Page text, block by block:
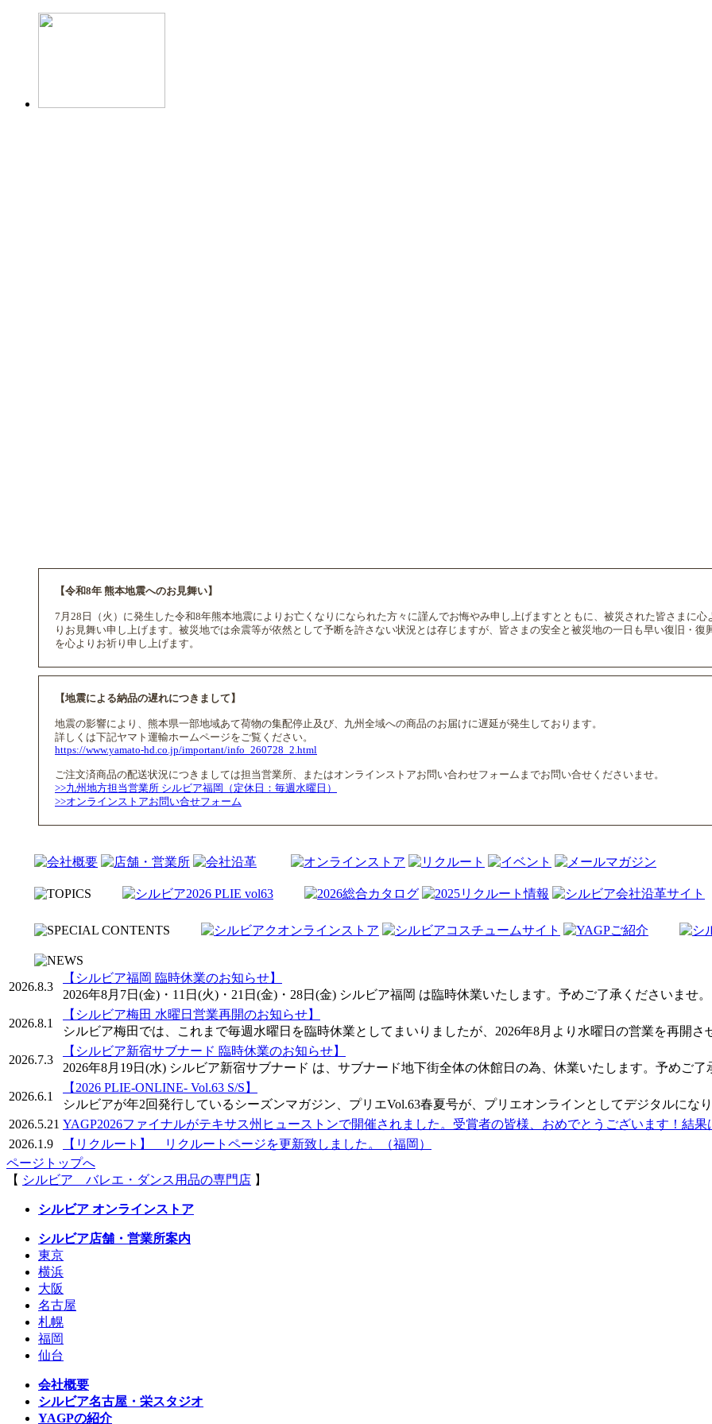
【令和8年 熊本地震へのお見舞い】
7月28日（火）に発生した令和8年熊本地震によりお亡くなりになられた方々に謹んでお悔やみ申し上げますとともに、被災された皆さまに心
りお見舞い申し上げます。被災地では余震等が依然として予断を許さない状況とは存じますが、皆さまの安全と被災地の一日も早い復旧・復
を心よりお祈り申し上げます。
【地震による納品の遅れにつきまして】
地震の影響により、熊本県一部地域あて荷物の集配停止及び、九州全域への商品のお届けに遅延が発生しております。
詳しくは下記ヤマト運輸ホームページをご覧ください。
https://www.yamato-hd.co.jp/important/info_260728_2.html
ご注文済商品の配送状況につきましては担当営業所、またはオンラインストアお問い合わせフォームまでお問い合せくださいませ。
>>九州地方担当営業所 シルビア福岡（定休日：毎週水曜日）
>>オンラインストアお問い合せフォーム
2026.8.3
【シルビア福岡 臨時休業のお知らせ】
2026年8月7日(金)・11日(火)・21日(金)・28日(金) シルビア福岡 は臨時休業いたします。予めご了承くださいませ。
2026.8.1
【シルビア梅田 水曜日営業再開のお知らせ】
シルビア梅田では、これまで毎週水曜日を臨時休業としてまいりましたが、2026年8月より水曜日の営業を再開
2026.7.3
【シルビア新宿サブナード 臨時休業のお知らせ】
2026年8月19日(水) シルビア新宿サブナード は、サブナード地下街全体の休館日の為、休業いたします。予めご了
2026.6.1
【2026 PLIE-ONLINE- Vol.63 S/S】
シルビアが年2回発行しているシーズンマガジン、プリエVol.63春夏号が、プリエオンラインとしてデジタルにな
2026.5.21 YAGP2026ファイナルがテキサス州ヒューストンで開催されました。受賞者の皆様、おめでとうございます！結
2026.1.9
【リクルート】 リクルートページを更新致しました。（福岡）
ページトップへ
【 シルビア バレエ・ダンス用品の専門店 】
シルビア オンラインストア
シルビア店舗・営業所案内
東京
横浜
大阪
名古屋
札幌
福岡
仙台
会社概要
シルビア名古屋・栄スタジオ
YAGPの紹介